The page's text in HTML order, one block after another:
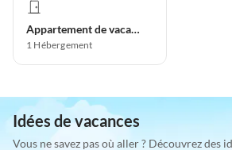
Appartement de vacances
1 Hébergement
Idées de vacances
Vous ne savez pas où aller ? Découvrez des